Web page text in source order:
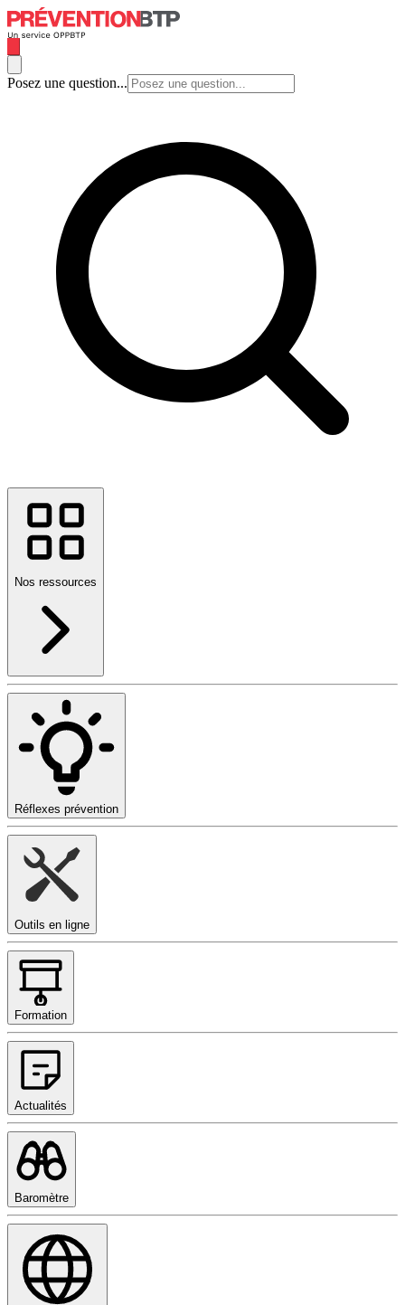
Posez une question...
Nos ressources
Réflexes prévention
Outils en ligne
Formation
Actualités
Baromètre